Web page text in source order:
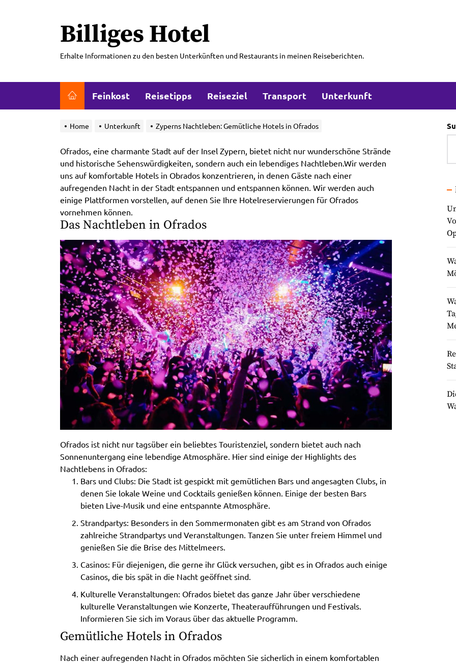
Billiges Hotel
Erhalte Informationen zu den besten Unterkünften und Restaurants in meinen Reiseberichten.
Feinkost Reisetipps Reiseziel Transport Unterkunft
Home Unterkunft Zyperns Nachtleben: Gemütliche Hotels in Ofrados
Ofrados, eine charmante Stadt auf der Insel Zypern, bietet nicht nur wunderschöne Strände
und historische Sehenswürdigkeiten, sondern auch ein lebendiges Nachtleben.Wir werden
uns auf komfortable Hotels in Obrados konzentrieren, in denen Gäste nach einer
aufregenden Nacht in der Stadt entspannen und entspannen können. Wir werden auch
einige Plattformen vorstellen, auf denen Sie Ihre Hotelreservierungen für Ofrados
vornehmen können.
Das Nachtleben in Ofrados
Ofrados ist nicht nur tagsüber ein beliebtes Touristenziel, sondern bietet auch nach
Sonnenuntergang eine lebendige Atmosphäre. Hier sind einige der Highlights des
Nachtlebens in Ofrados:
Bars und Clubs: Die Stadt ist gespickt mit gemütlichen Bars und angesagten Clubs, in
denen Sie lokale Weine und Cocktails genießen können. Einige der besten Bars
bieten Live-Musik und eine entspannte Atmosphäre.
Strandpartys: Besonders in den Sommermonaten gibt es am Strand von Ofrados
zahlreiche Strandpartys und Veranstaltungen. Tanzen Sie unter freiem Himmel und
genießen Sie die Brise des Mittelmeers.
Casinos: Für diejenigen, die gerne ihr Glück versuchen, gibt es in Ofrados auch einige
Casinos, die bis spät in die Nacht geöffnet sind.
Kulturelle Veranstaltungen: Ofrados bietet das ganze Jahr über verschiedene
kulturelle Veranstaltungen wie Konzerte, Theateraufführungen und Festivals.
Informieren Sie sich im Voraus über das aktuelle Programm.
Gemütliche Hotels in Ofrados
Nach einer aufregenden Nacht in Ofrados möchten Sie sicherlich in einem komfortablen